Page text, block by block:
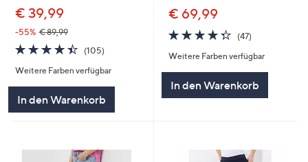
€ 39,99
-55% € 89,99
4.4
von
5
(105)
Weitere Farben verfügbar
In den Warenkorb
€ 69,99
4.3
von
5
(47)
Weitere Farben verfügbar
In den Warenkorb